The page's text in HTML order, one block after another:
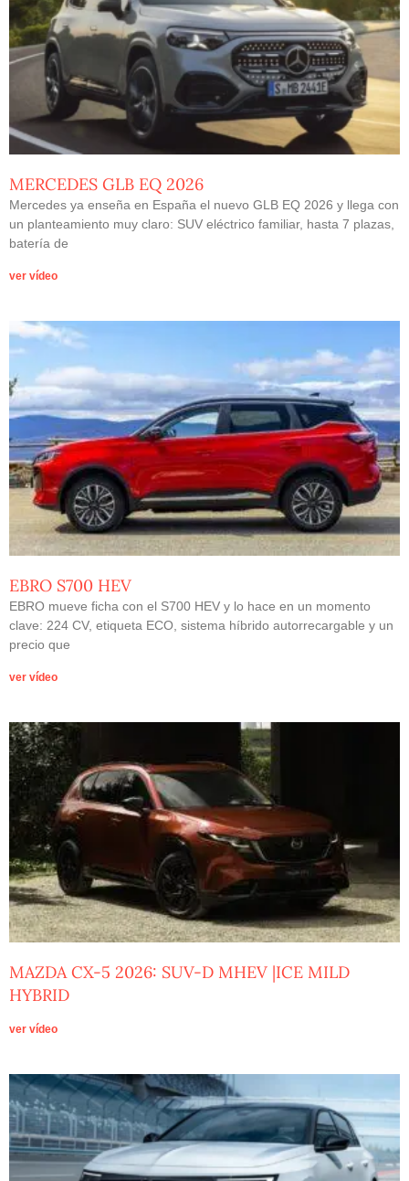
MERCEDES GLB EQ 2026
Mercedes ya enseña en España el nuevo GLB EQ 2026 y llega con
un planteamiento muy claro: SUV eléctrico familiar, hasta 7 plazas,
batería de
ver vídeo
EBRO S700 HEV
EBRO mueve ficha con el S700 HEV y lo hace en un momento
clave: 224 CV, etiqueta ECO, sistema híbrido autorrecargable y un
precio que
ver vídeo
MAZDA CX-5 2026: SUV-D MHEV |ICE MILD
HYBRID
ver vídeo